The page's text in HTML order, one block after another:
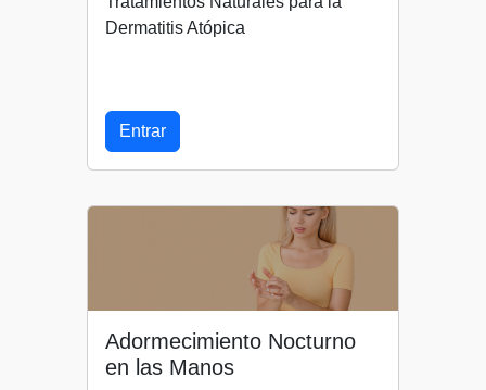
Dermatitis Atópica
Entrar
Adormecimiento Nocturno
en las Manos